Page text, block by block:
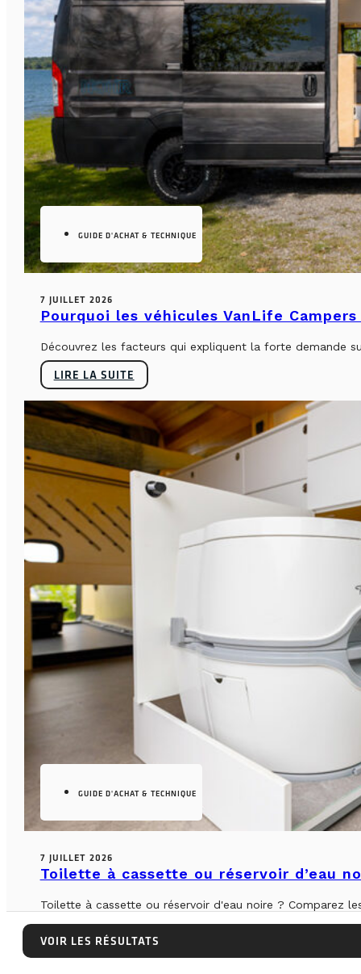
GUIDE D'ACHAT & TECHNIQUE
7 JUILLET 2026
Pourquoi les véhicules VanLife
Découvrez les facteurs qui expliquent la forte demande
LIRE LA SUITE
GUIDE D'ACHAT & TECHNIQUE
7 JUILLET 2026
Toilette à cassette ou réservoir d’eau
Toilette à cassette ou réservoir d'eau noire ? Comparez
LIRE LA SUITE
VOIR LES RÉSULTATS
VOIR LES RÉSULTATS